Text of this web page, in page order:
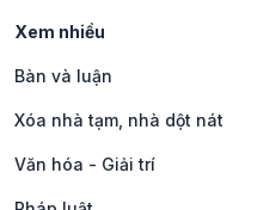
Xem nhiều
Bàn và luận
Xóa nhà tạm, nhà dột nát
Văn hóa - Giải trí